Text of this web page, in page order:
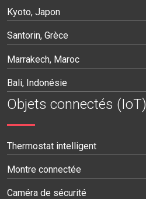
Kyoto, Japon
Santorin, Grèce
Marrakech, Maroc
Bali, Indonésie
Objets connectés (IoT)
Thermostat intelligent
Montre connectée
Caméra de sécurité